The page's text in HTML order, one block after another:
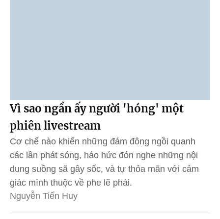
Vì sao ngần ấy người 'hóng' một
phiên livestream
Cơ chế nào khiến những đám đông ngồi quanh
các lần phát sóng, háo hức đón nghe những nội
dung suồng sã gây sốc, và tự thỏa mãn với cảm
giác mình thuộc về phe lẽ phải.
Nguyễn Tiến Huy